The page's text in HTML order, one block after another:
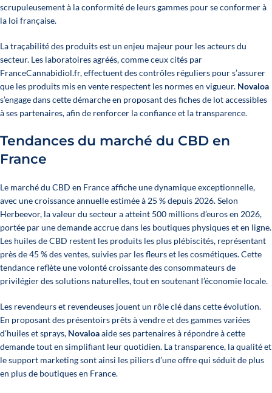
scrupuleusement à la conformité de leurs gammes pour se conformer à
la loi française.
La traçabilité des produits est un enjeu majeur pour les acteurs du
secteur. Les laboratoires agréés, comme ceux cités par
FranceCannabidiol.fr, effectuent des contrôles réguliers pour s’assurer
que les produits mis en vente respectent les normes en vigueur. Novaloa
s’engage dans cette démarche en proposant des fiches de lot accessibles
à ses partenaires, afin de renforcer la confiance et la transparence.
Tendances du marché du CBD en
France
Le marché du CBD en France affiche une dynamique exceptionnelle,
avec une croissance annuelle estimée à 25 % depuis 2026. Selon
Herbeevor, la valeur du secteur a atteint 500 millions d’euros en 2026,
portée par une demande accrue dans les boutiques physiques et en ligne.
Les huiles de CBD restent les produits les plus plébiscités, représentant
près de 45 % des ventes, suivies par les fleurs et les cosmétiques. Cette
tendance reflète une volonté croissante des consommateurs de
privilégier des solutions naturelles, tout en soutenant l’économie locale.
Les revendeurs et revendeuses jouent un rôle clé dans cette évolution.
En proposant des présentoirs prêts à vendre et des gammes variées
d’huiles et sprays, Novaloaaide ses partenaires à répondre à cette
demande tout en simplifiant leur quotidien. La transparence, la qualité et
le support marketing sont ainsi les piliers d’une offre qui séduit de plus
en plus de boutiques en France.